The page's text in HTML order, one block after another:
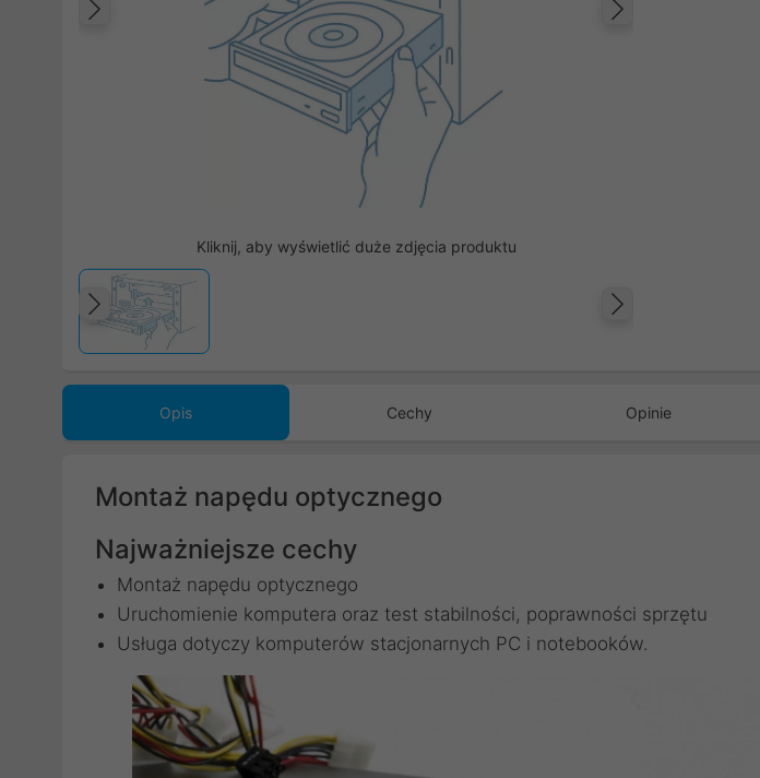
Poprzedni
Kliknij, aby wyświetlić duże zdjęcia produktu
Poprzedni
Opis Cechy Opinie
Montaż napędu optycznego
Najważniejsze cechy
Montaż napędu optycznego
Uruchomienie komputera oraz test stabilności, poprawności sprzętu
Usługa dotyczy komputerów stacjonarnych PC i notebooków.